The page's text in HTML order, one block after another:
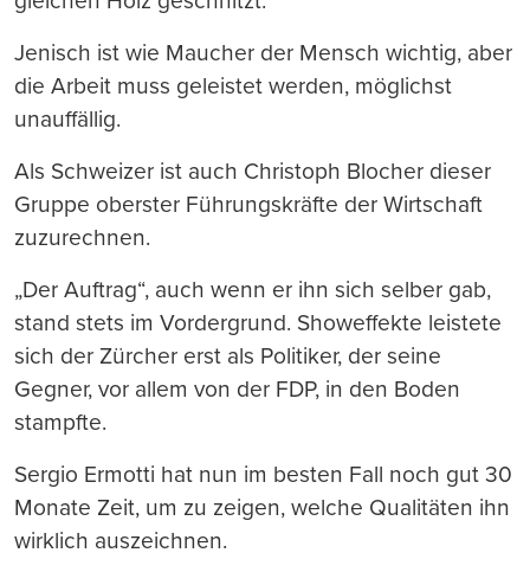
Jenisch ist wie Maucher der Mensch wichtig, aber
die Arbeit muss geleistet werden, möglichst
unauffällig.
Als Schweizer ist auch Christoph Blocher dieser
Gruppe oberster Führungskräfte der Wirtschaft
zuzurechnen.
„Der Auftrag“, auch wenn er ihn sich selber gab,
stand stets im Vordergrund. Showeffekte leistete
sich der Zürcher erst als Politiker, der seine
Gegner, vor allem von der FDP, in den Boden
stampfte.
Sergio Ermotti hat nun im besten Fall noch gut 30
Monate Zeit, um zu zeigen, welche Qualitäten ihn
wirklich auszeichnen.